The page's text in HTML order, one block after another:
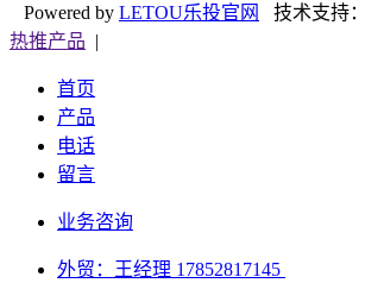
Powered by LETOU乐投官网 技术支持：
热推产品 |
首页
产品
电话
留言
业务咨询
外贸：王经理 17852817145